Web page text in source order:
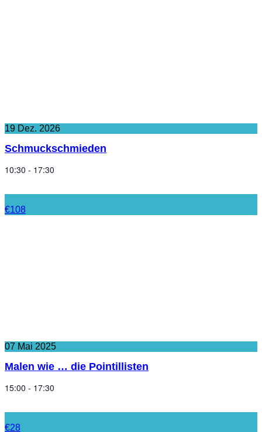
19 Dez. 2026
Schmuckschmieden
10:30 - 17:30
€108
07 Mai 2025
Malen wie … die Pointillisten
15:00 - 17:30
€28